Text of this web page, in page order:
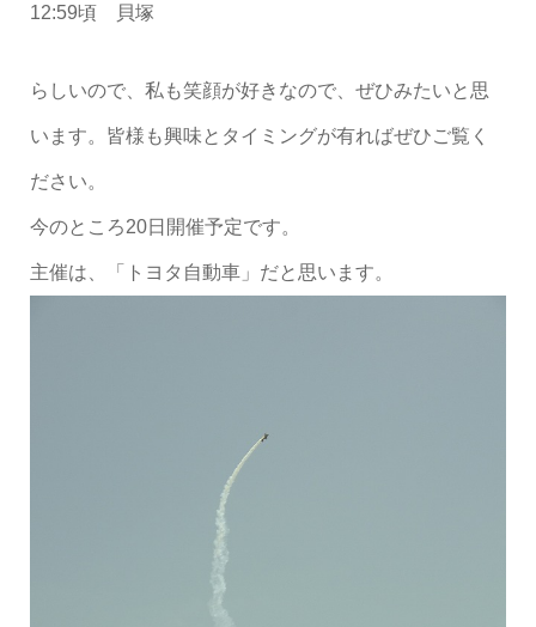
12:59頃 貝塚
らしいので、私も笑顔が好きなので、ぜひみたいと思
います。皆様も興味とタイミングが有ればぜひご覧く
ださい。
今のところ20日開催予定です。
主催は、「トヨタ自動車」だと思います。